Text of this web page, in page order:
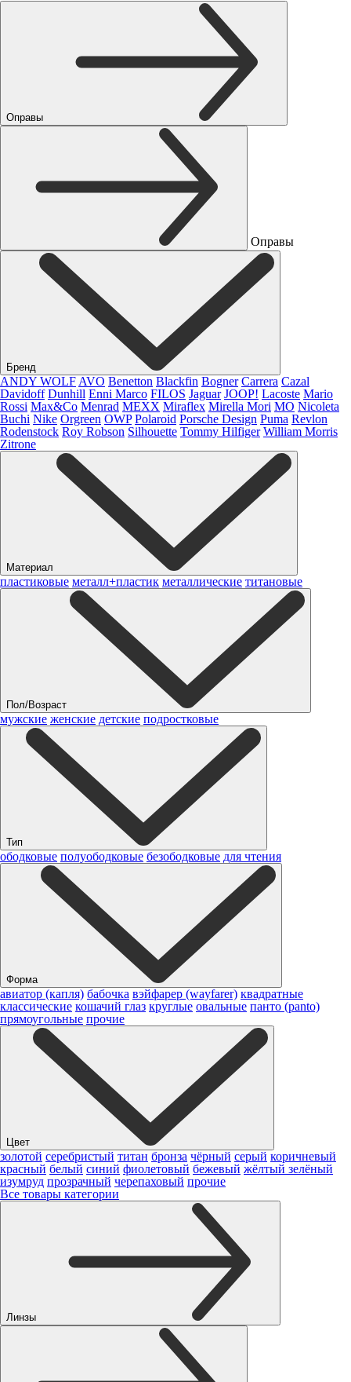
Оправы
Оправы
Бренд
ANDY WOLF AVO Benetton Blackfin Bogner Carrera Cazal
Davidoff Dunhill Enni Marco FILOS Jaguar JOOP! Lacoste Mario
Rossi Max&Co Menrad MEXX Miraflex Mirella Mori MO Nicoleta
Buchi Nike Orgreen OWP Polaroid Porsche Design Puma Revlon
Rodenstock Roy Robson Silhouette Tommy Hilfiger William Morris
Zitrone
Материал
пластиковые металл+пластик металлические титановые
Пол/Возраст
мужские женские детские подростковые
Тип
ободковые полуободковые безободковые для чтения
Форма
авиатор (капля) бабочка вэйфарер (wayfarer) квадратные
классические кошачий глаз круглые овальные панто (panto)
прямоугольные прочие
Цвет
золотой серебристый титан бронза чёрный серый коричневый
красный белый синий фиолетовый бежевый жёлтый зелёный
изумруд прозрачный черепаховый прочие
Все товары категории
Линзы